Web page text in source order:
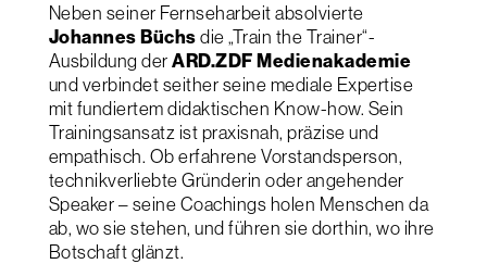
Neben seiner Fernseharbeit absolvierte
Johannes Büchs die „Train the Trainer“-
Ausbildung derARD.ZDF Medienakademie
und verbindet seither seine mediale Expertise
mit fundiertem didaktischen Know-how. Sein
Trainingsansatz ist praxisnah, präzise und
empathisch. Ob erfahrene Vorstandsperson,
technikverliebte Gründerin oder angehender
Speaker – seine Coachings holen Menschen da
ab, wo sie stehen, und führen sie dorthin, wo ihre
Botschaft glänzt.